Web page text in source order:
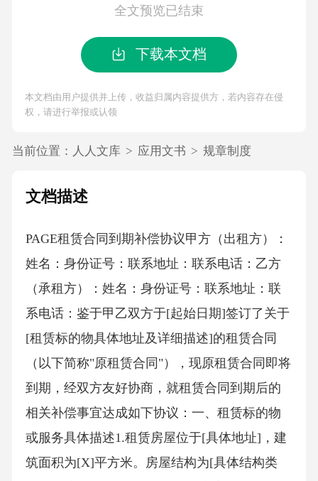
全文预览已结束
下载本文档
本文档由用户提供并上传，收益归属内容提供方，若内容存在侵
权，请进行举报或认领
当前位置： 人人文库 > 应用文书 > 规章制度
文档描述
PAGE租赁合同到期补偿协议 甲方（出租方）：
姓名：身份证号：联系地址：联系电话：乙方
（承租方）：姓名：身份证号：联系地址：联
系电话：鉴于甲乙双方于[起始日期]签订了关于
[租赁标的物具体地址及详细描述]的租赁合同
（以下简称"原租赁合同"），现原租赁合同即将
到期，经双方友好协商，就租赁合同到期后的
相关补偿事宜达成如下协议：一、租赁标的物
或服务具体描述1.租赁房屋位于[具体地址]，建
筑面积为[X]平方米。房屋结构为[具体结构类